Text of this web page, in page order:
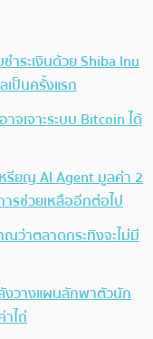
ำระเงินด้วย Shiba Inu
เป็นครั้งแรก
จเจาะระบบ Bitcoin ได้
รียญ AI Agent มูลค่า 2
รช่วยเหลืออีกต่อไป
าตลาดกระทิงจะไม่มี
วางแผนลักพาตัวนัก
ไถ่